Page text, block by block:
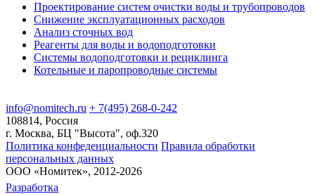
Проектирование систем очистки воды и трубопроводов
Снижение эксплуатационных расходов
Анализ сточных вод
Реагенты для воды и водоподготовки
Системы водоподготовки и рециклинга
Котельные и паропроводные системы
info@nomitech.ru + 7(495) 268-0-242
108814, Россия
г. Москва, БЦ "Высота", оф.320
Политика конфеденциальности Правила обработки
персональных данных
ООО «Номитек», 2012-2026
Разработка